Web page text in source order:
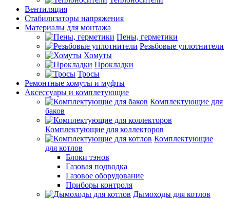
Вентиляция
Стабилизаторы напряжения
Материалы для монтажа
Пены, герметики
Резьбовые уплотнители
Хомуты
Прокладки
Тросы
Ремонтные хомуты и муфты
Аксессуары и комплетующие
Комплектующие для
баков
Комплектующие для коллекторов
Комплектующие
для котлов
Блоки тэнов
Газовая подводка
Газовое оборудование
Приборы контроля
Дымоходы для котлов